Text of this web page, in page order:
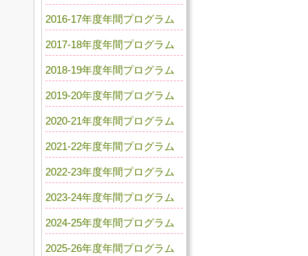
2016-17年度年間プログラム
2017-18年度年間プログラム
2018-19年度年間プログラム
2019-20年度年間プログラム
2020-21年度年間プログラム
2021-22年度年間プログラム
2022-23年度年間プログラム
2023-24年度年間プログラム
2024-25年度年間プログラム
2025-26年度年間プログラム